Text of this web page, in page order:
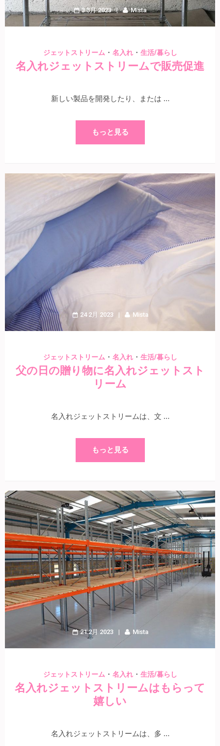
3 3月 2023 Mista
ジェットストリーム・ 名入れ・ 生活/暮らし
名入れジェットストリームで販売促進
新しい製品を開発したり、または …
もっと見る
24 2月 2023 Mista
ジェットストリーム・ 名入れ・ 生活/暮らし
父の日の贈り物に名入れジェットスト
リーム
名入れジェットストリームは、文 …
もっと見る
21 2月 2023 Mista
ジェットストリーム・ 名入れ・ 生活/暮らし
名入れジェットストリームはもらって
嬉しい
名入れジェットストリームは、多 …